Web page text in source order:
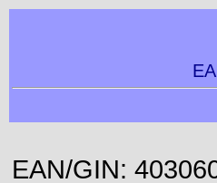
EAN/GIN: